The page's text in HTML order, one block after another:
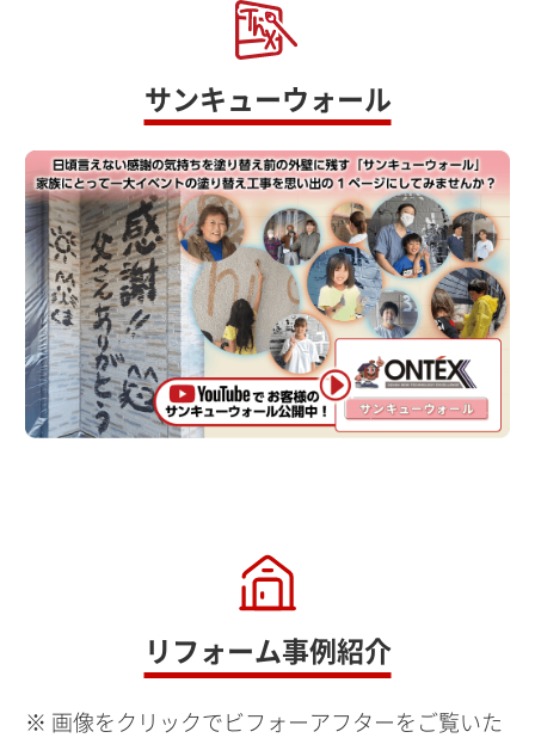
サンキューウォール
リフォーム事例紹介
画像をクリックでビフォーアフターをご覧いた